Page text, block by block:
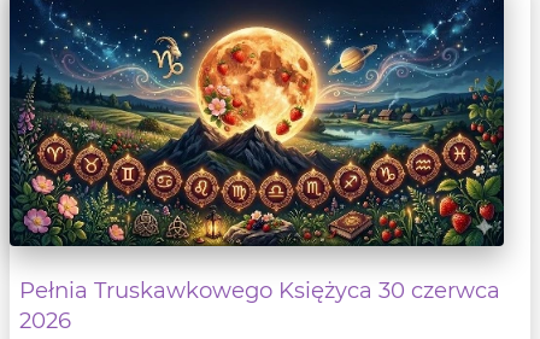
Pełnia Truskawkowego Księżyca 30 czerwca
2026